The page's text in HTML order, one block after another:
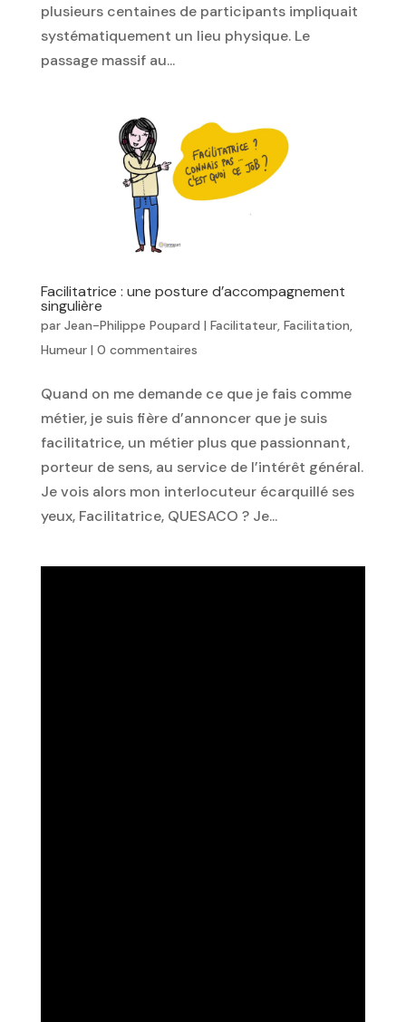
plusieurs centaines de participants impliquait
systématiquement un lieu physique. Le
passage massif au...
Facilitatrice : une posture d’accompagnement
singulière
par Jean-Philippe Poupard | Facilitateur, Facilitation,
Humeur| 0 commentaires
Quand on me demande ce que je fais comme
métier, je suis fière d’annoncer que je suis
facilitatrice, un métier plus que passionnant,
porteur de sens, au service de l’intérêt général.
Je vois alors mon interlocuteur écarquillé ses
yeux, Facilitatrice, QUESACO ? Je...